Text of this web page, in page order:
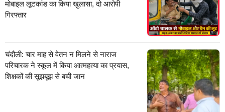
मोबाइल लूटकांड का किया खुलासा, दो आरोपी
गिरफ्तार
चंदौली: चार माह से वेतन न मिलने से नाराज
परिचारक ने स्कूल में किया आत्महत्या का प्रयास,
शिक्षकों की सूझबूझ से बची जान